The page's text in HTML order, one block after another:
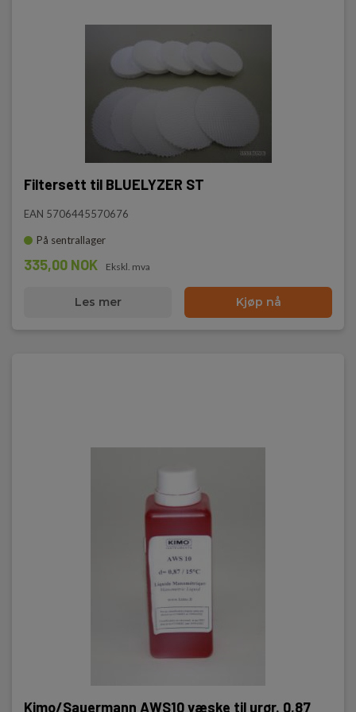
Filtersett til BLUELYZER ST
EAN 5706445570676
På sentrallager
335,00 NOK Ekskl. mva
Les mer Kjøp nå
Kimo/Sauermann AWS10 væske til urør. 0,87